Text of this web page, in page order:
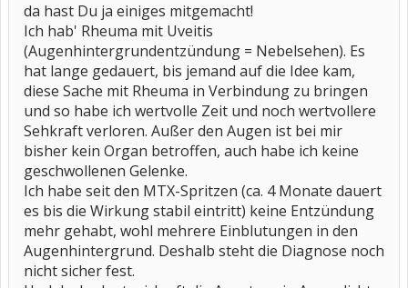
da hast Du ja einiges mitgemacht!
Ich hab' Rheuma mit Uveitis
(Augenhintergrundentzündung = Nebelsehen). Es
hat lange gedauert, bis jemand auf die Idee kam,
diese Sache mit Rheuma in Verbindung zu bringen
und so habe ich wertvolle Zeit und noch wertvollere
Sehkraft verloren. Außer den Augen ist bei mir
bisher kein Organ betroffen, auch habe ich keine
geschwollenen Gelenke.
Ich habe seit den MTX-Spritzen (ca. 4 Monate dauert
es bis die Wirkung stabil eintritt) keine Entzündung
mehr gehabt, wohl mehrere Einblutungen in den
Augenhintergrund. Deshalb steht die Diagnose noch
nicht sicher fest.